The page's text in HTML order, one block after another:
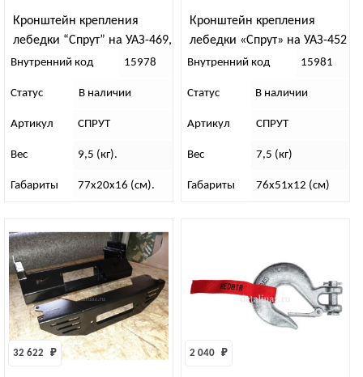
Кронштейн крепления
лебедки “Спрут” на УАЗ-469,
Хантер
Внутренний код 15978
Статус В наличии
Артикул СПРУТ
Вес 9,5 (кг).
Габариты 77х20х16 (см).
Кронштейн крепления
лебедки «Спрут» на УАЗ-452
Внутренний код 15981
Статус В наличии
Артикул СПРУТ
Вес 7,5 (кг)
Габариты 76х51х12 (см)
32 622 ₽ 2 040 ₽